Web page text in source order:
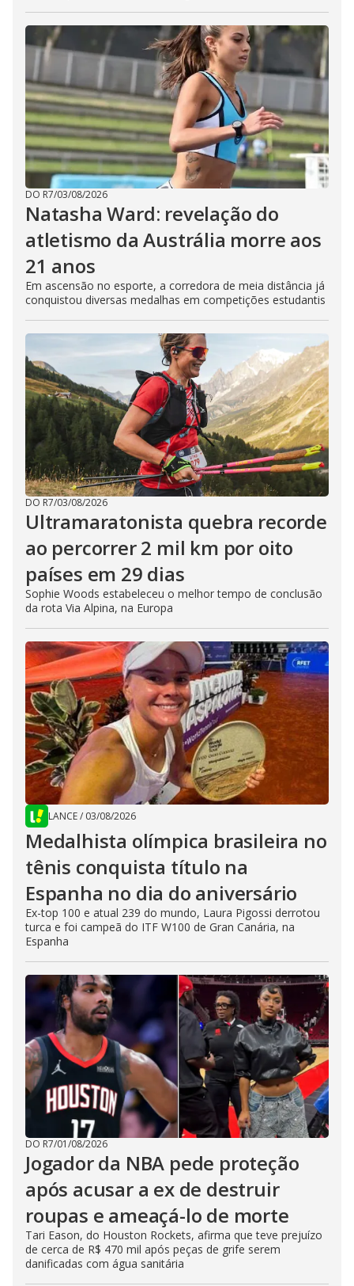
DO R7/03/08/2026
Natasha Ward: revelação do
atletismo da Austrália morre aos
21 anos
Em ascensão no esporte, a corredora de meia distância já
conquistou diversas medalhas em competições estudantis
DO R7/03/08/2026
Ultramaratonista quebra recorde
ao percorrer 2 mil km por oito
países em 29 dias
Sophie Woods estabeleceu o melhor tempo de conclusão
da rota Via Alpina, na Europa
LANCE/ 03/08/2026
Medalhista olímpica brasileira no
tênis conquista título na
Espanha no dia do aniversário
Ex-top 100 e atual 239 do mundo, Laura Pigossi derrotou
turca e foi campeã do ITF W100 de Gran Canária, na
Espanha
DO R7/01/08/2026
Jogador da NBA pede proteção
após acusar a ex de destruir
roupas e ameaçá-lo de morte
Tari Eason, do Houston Rockets, afirma que teve prejuízo
de cerca de R$ 470 mil após peças de grife serem
danificadas com água sanitária